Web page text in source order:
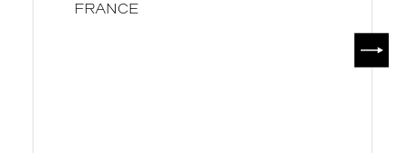
FRANCE